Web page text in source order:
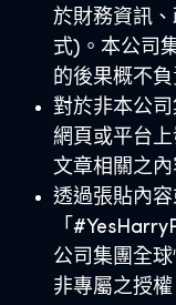
於財務資訊
式)。本公司
的後果概不負
對於非本公
網頁或平台
文章相關之
透過張貼內
「
公司集團全
非專屬之授